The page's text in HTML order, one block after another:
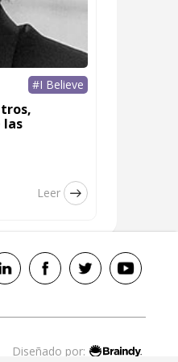
#I Believe
las
Leer
Diseñado por: